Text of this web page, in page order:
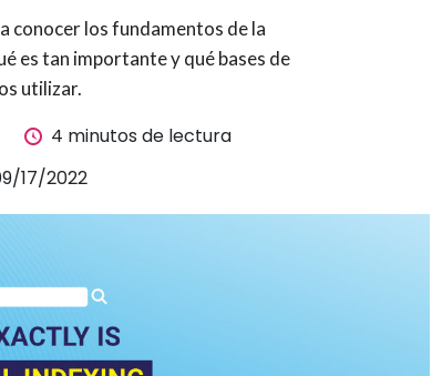
conocer los fundamentos de la
es tan importante y qué bases de
utilizar.
4 minutos de lectura
17/2022